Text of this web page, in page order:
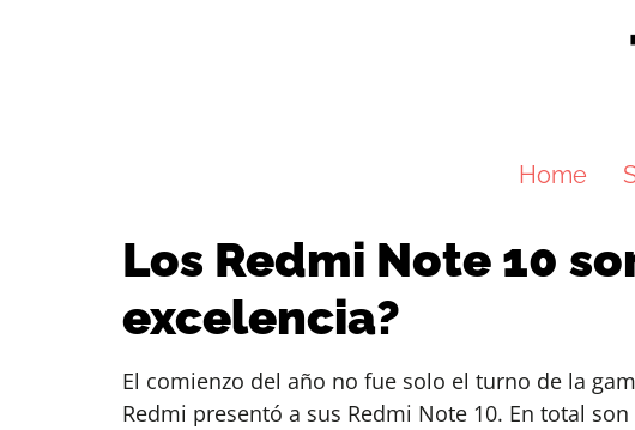
Home
Los Redmi Note 10
excelencia?
El comienzo del año no fue solo el turno de la
Redmi presentó a sus Redmi Note 10. En total